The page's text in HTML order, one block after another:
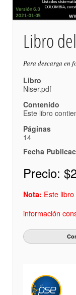
Libro
Para descarga en
Libro
Niser.pdf
Contenido
Este libro
Páginas
14
Fecha
Precio:
Nota: Este
información